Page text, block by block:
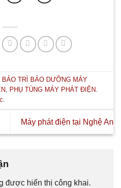
BẢO TRÌ BẢO DƯỠNG MÁY
PHỤ TÙNG MÁY PHÁT ĐIỆN
Máy phát điện tại Nghệ An
được hiển thị công khai.